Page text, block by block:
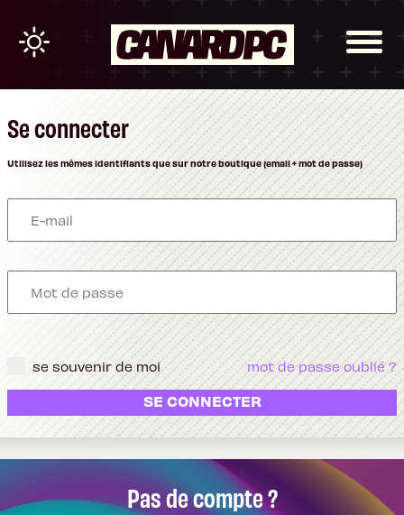
Pas de compte ?
Se connecter
Utilisez les mêmes identifiants que sur notre boutique (email + mot de passe)
se souvenir de moi mot de passe oublié ?
SE CONNECTER